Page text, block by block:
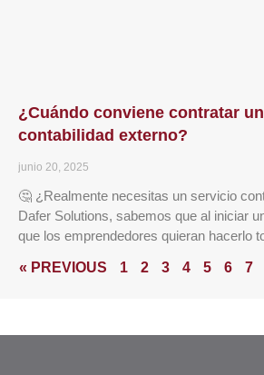
¿Cuándo conviene contratar
contabilidad externo?
junio 20, 2025
🤔 ¿Realmente necesitas un servicio
Dafer Solutions, sabemos que al iniciar
que los emprendedores quieran hacerlo
« PREVIOUS 1 2 3 4 5 6 7